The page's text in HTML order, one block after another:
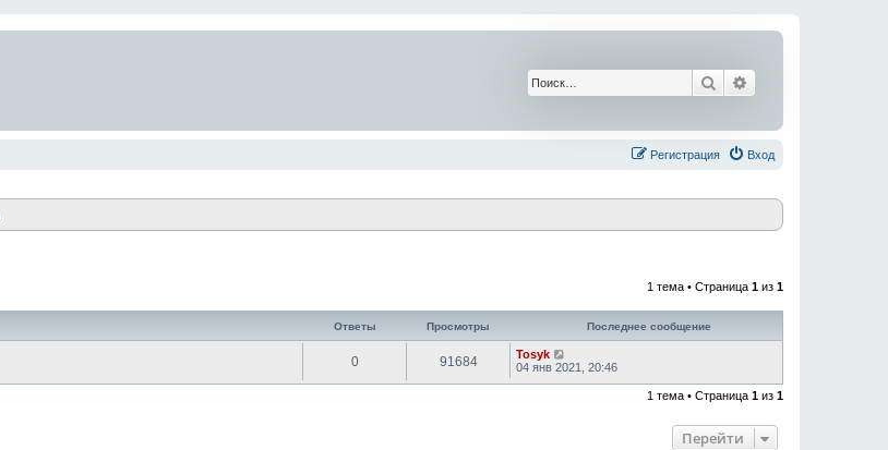
Поиск
Вход
Регистрация
1 тема • Страница 1 из 1
Ответы Просмотры Последнее сообщение
0 91684
Tosyk
04 янв 2021, 20:46
1 тема • Страница 1 из 1
Перейти